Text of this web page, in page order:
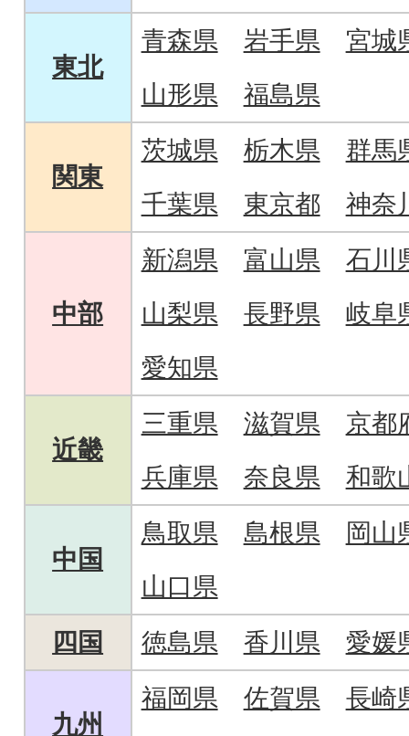
東北
青森県 岩手県
宮城
山形県
福島県
関東
茨城県 栃木県
群馬
千葉県
東京都 神奈
中部
新潟県 富山県
石川
山梨県
長野県
岐阜
愛知県
近畿
三重県 滋賀県
京都
兵庫県
奈良県 和歌
中国
鳥取県 島根県
岡山
山口県
四国
徳島県 香川県 愛媛
九州
福岡県 佐賀県
長崎